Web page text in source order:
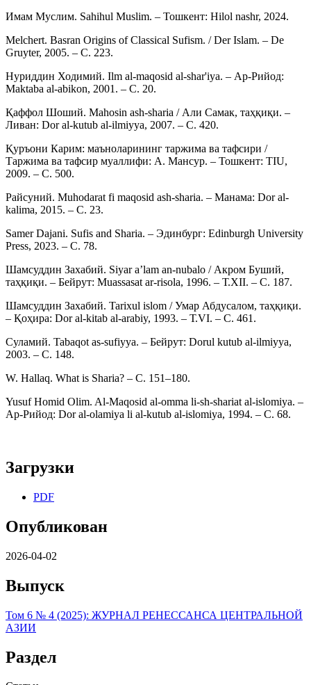
Имам Муслим. Sahihul Muslim. – Тошкент: Hilol nashr, 2024.
Melchert. Basran Origins of Classical Sufism. / Der Islam. – De
Gruyter, 2005. – С. 223.
Нуриддин Ходимий. Ilm al-maqosid al-shar'iya. – Ар-Рийод:
Maktaba al-abikon, 2001. – С. 20.
Қаффол Шоший. Mahosin ash-sharia / Али Самак, таҳқиқи. –
Ливан: Dor al-kutub al-ilmiyya, 2007. – С. 420.
Қуръони Карим: маъноларининг таржима ва тафсири /
Таржима ва тафсир муаллифи: А. Мансуp. – Тошкент: TIU,
2009. – С. 500.
Райсуний. Muhodarat fi maqosid ash-sharia. – Манама: Dor al-
kalima, 2015. – С. 23.
Samer Dajani. Sufis and Sharia. – Эдинбург: Edinburgh University
Press, 2023. – С. 78.
Шамсуддин Захабий. Siyar a’lam an-nubalo / Акром Буший,
таҳқиқи. – Бейрут: Muassasat ar-risola, 1996. – Т.XII. – С. 187.
Шамсуддин Захабий. Tarixul islom / Умар Абдусалом, таҳқиқи.
– Қоҳира: Dor al-kitab al-arabiy, 1993. – Т.VI. – С. 461.
Суламий. Tabaqot as-sufiyya. – Бейрут: Dorul kutub al-ilmiyya,
2003. – С. 148.
W. Hallaq. What is Sharia? – С. 151–180.
Yusuf Homid Olim. Al-Maqosid al-omma li-sh-shariat al-islomiya. –
Ар-Рийод: Dor al-olamiya li al-kutub al-islomiya, 1994. – С. 68.
Загрузки
PDF
Опубликован
2026-04-02
Выпуск
Том 6 № 4 (2025): ЖУРНАЛ РЕНЕCСАНСА ЦЕНТРАЛЬНОЙ
АЗИИ
Раздел